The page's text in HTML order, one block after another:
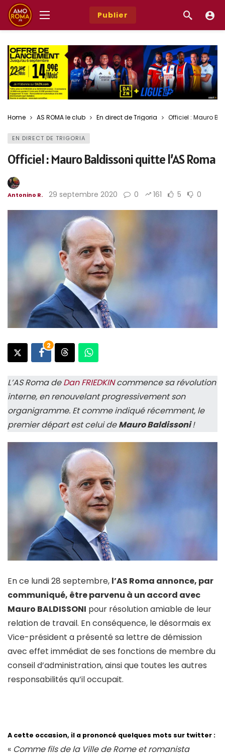
Publier
Home AS ROMA le club En direct de Trigoria Officiel : Mauro
EN DIRECT DE TRIGORIA
Officiel : Mauro Baldissoni quitte l’AS Roma
Antonino R. 29 septembre 2020 0 161 5 0
2
L’AS Roma deDan FRIEDKINcommence sa révolution
interne, en renouvelant progressivement son
organigramme. Et comme indiqué récemment, le
premier départ est celui deMauro Baldissoni!
En ce lundi 28 septembre, l’AS Roma annonce, par
communiqué, être parvenu à un accord avec
Mauro BALDISSONI pour résolution amiable de leur
relation de travail. En conséquence, le désormais ex
Vice-président a présenté sa lettre de démission
avec effet immédiat de ses fonctions de membre du
conseil d’administration, ainsi que toutes les autres
responsabilités qu’il occupait.
A cette occasion, il a prononcé quelques mots sur twitter :
« Comme fils de la Ville de Rome et romanista